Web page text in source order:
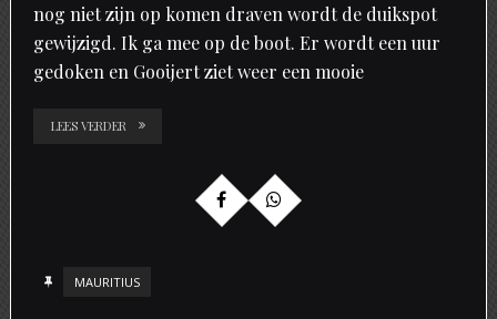
nog niet zijn op komen draven wordt de duikspot
gewijzigd. Ik ga mee op de boot. Er wordt een uur
gedoken en Gooijert ziet weer een mooie
LEES VERDER
MAURITIUS